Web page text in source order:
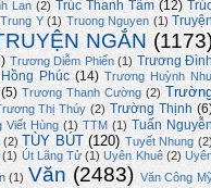
Lan (2) Trúc Thanh Tâm (12)
Trung Y (1) Truong Nguyen (1)
NGẮN
Trương Diễm Phiến (1) Trương
Phúc (14) Trương Huỳnh
(5) Trương Thanh Cường (2)
Thị Thúy (2) Trường Thịnh
Viết Hùng (1) TTM (1) Tuấn
(2) TÙY BÚT (120) Tuyết Nhung
(1) Út Lãng Tử (1) Uyên Khuê (2)
(1) Văn (2483) Văn Công